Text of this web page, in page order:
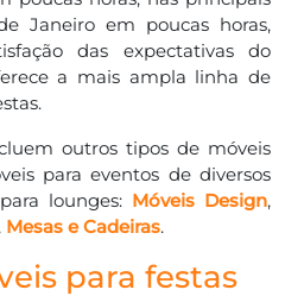
Janeiro em poucas horas,
das expectativas do
a mais ampla linha de
outros tipos de móveis
para eventos de diversos
lounges: Móveis Design,
, Mesas e Cadeiras.
para festas